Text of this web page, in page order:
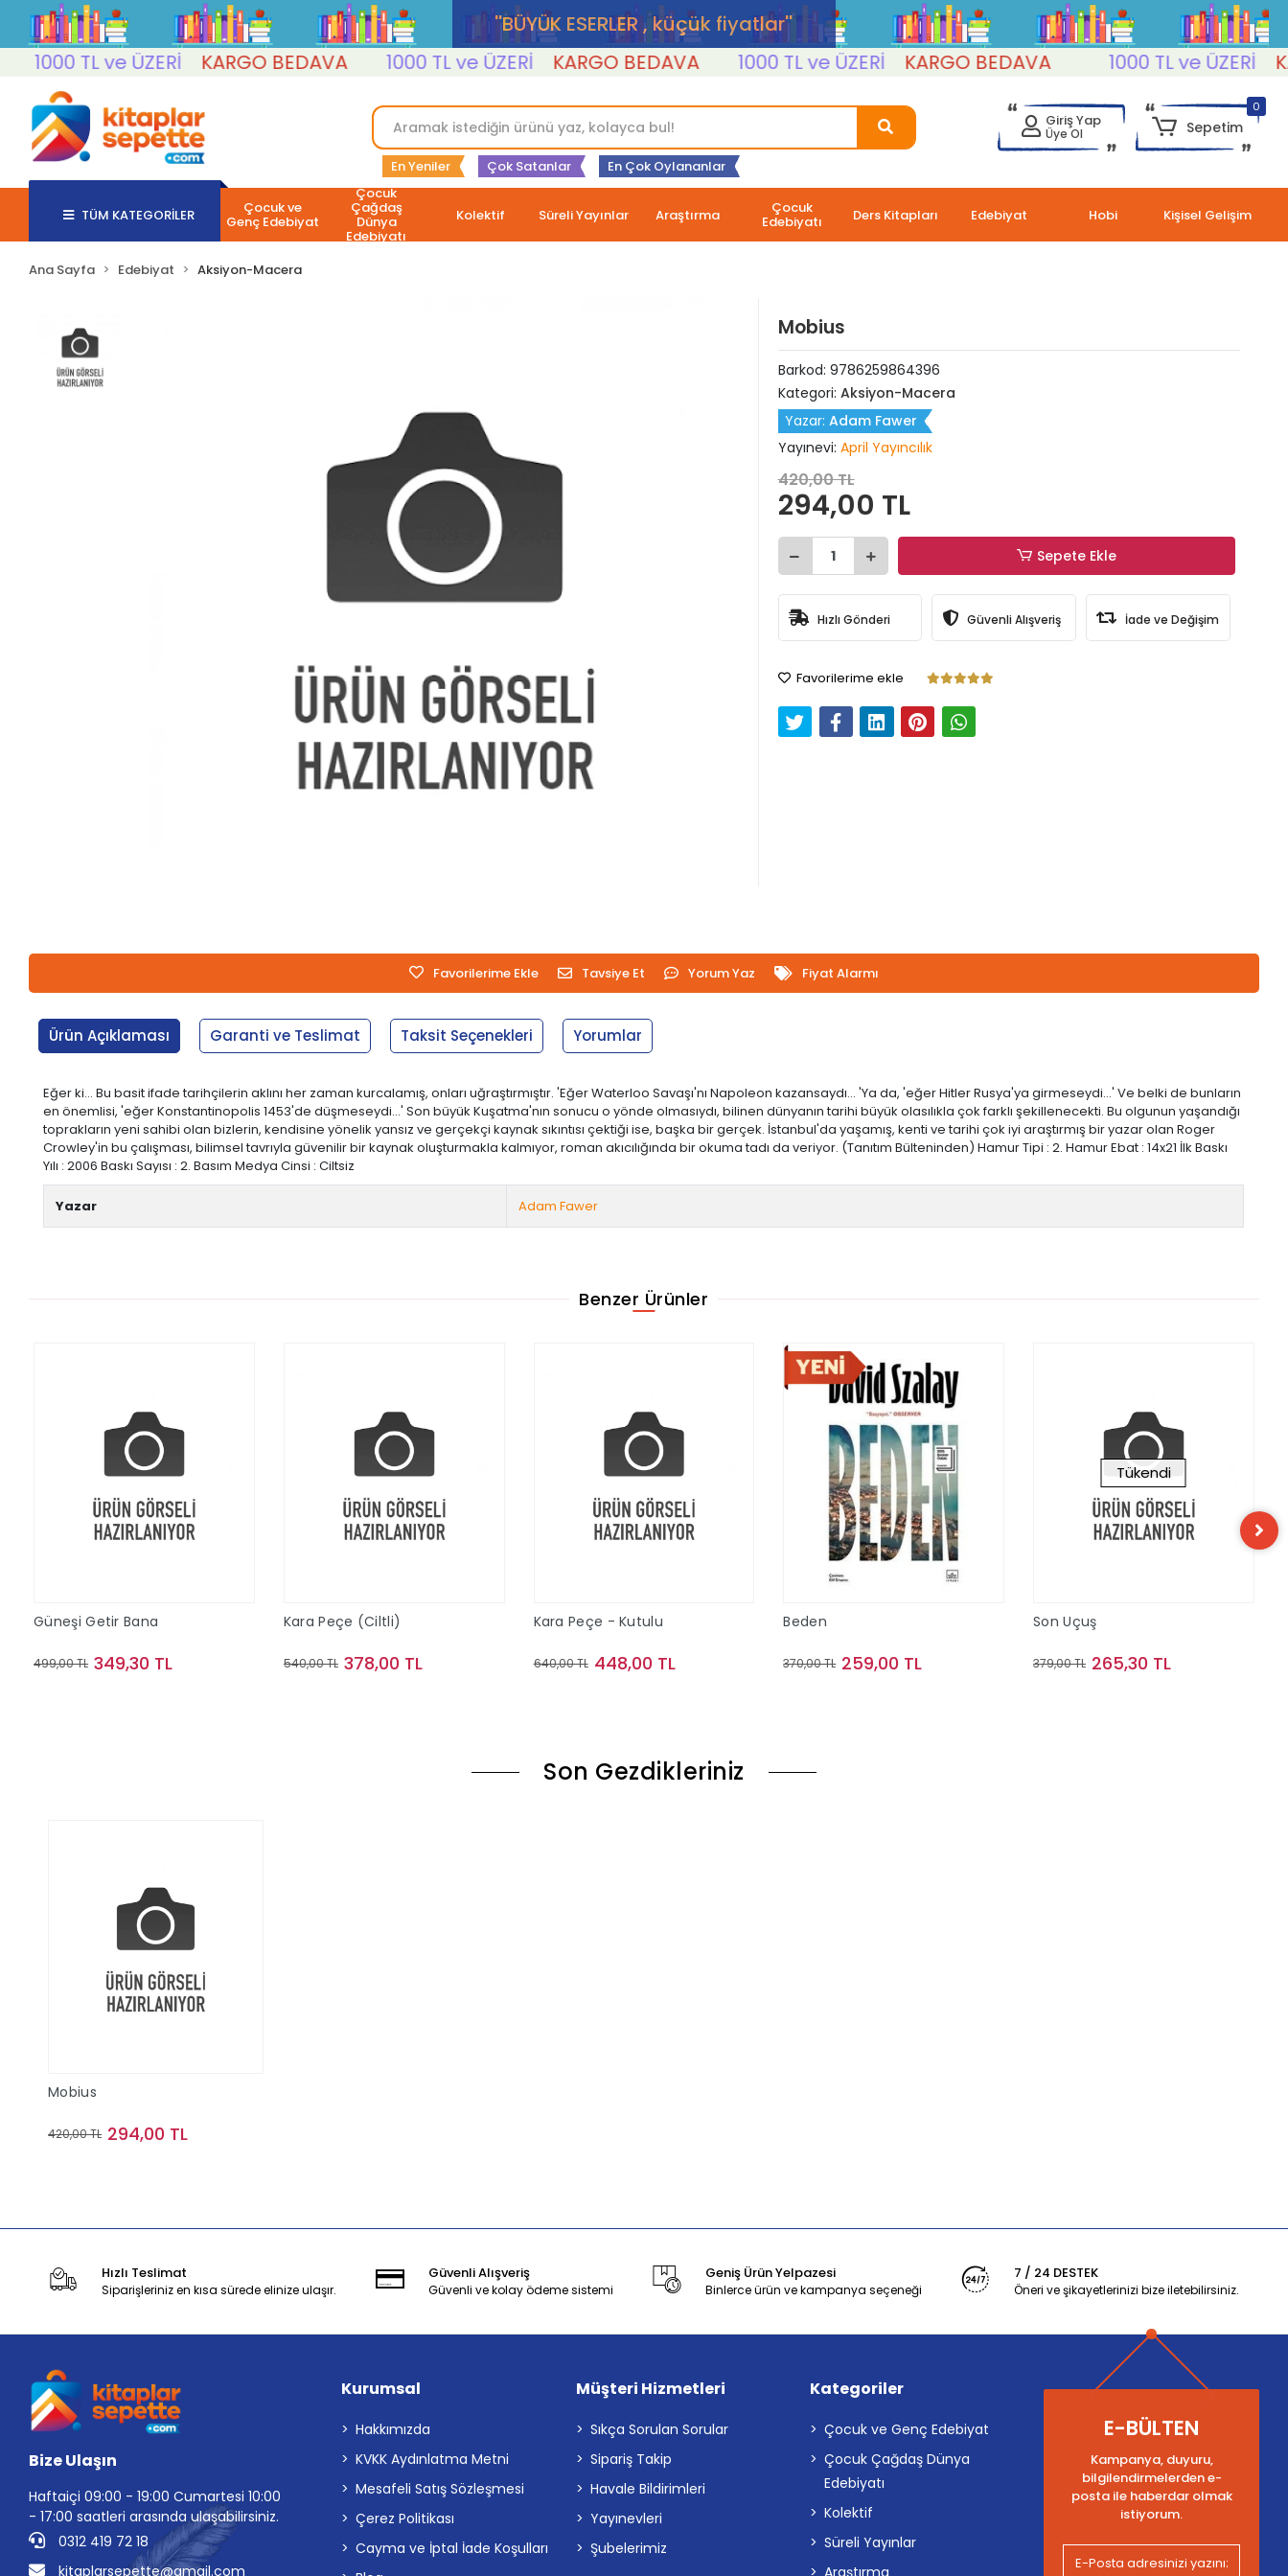
''BÜYÜK ESERLER , küçük fiyatlar''
TL ve ÜZERİ
KARGO BEDAVA 1000 TL ve ÜZERİ KARGO BEDAVA 1000 TL ve ÜZERİ KARGO BEDAVA 1000 TL ve ÜZERİ
En Yeniler Çok Satanlar En Çok Oylananlar
Giriş Yap
Üye Ol
0
Sepetim
TÜM KATEGORİLER Çocuk ve
Genç Edebiyat
Çocuk
Çağdaş
Dünya
Edebiyatı
Kolektif Süreli Yayınlar Araştırma Çocuk
Edebiyatı Ders Kitapları Edebiyat Hobi Kişisel Gelişim
Ana Sayfa Edebiyat Aksiyon-Macera
Mobius
Barkod: 9786259864396
Kategori: Aksiyon-Macera
Yazar: Adam Fawer
Yayınevi: April Yayıncılık
420,00 TL
294,00 TL
Sepete Ekle
Hızlı Gönderi Güvenli Alışveriş İade ve Değişim
Favorilerime ekle
Favorilerime Ekle Tavsiye Et Yorum Yaz Fiyat Alarmı
Ürün Açıklaması Garanti ve Teslimat Taksit Seçenekleri Yorumlar
Eğer ki… Bu basit ifade tarihçilerin aklını her zaman kurcalamış, onları uğraştırmıştır. 'Eğer Waterloo Savaşı'nı Napoleon kazansaydı… 'Ya da, 'eğer Hitler Rusya'ya girmeseydi…' Ve belki de bunların
en önemlisi, 'eğer Konstantinopolis 1453'de düşmeseydi…' Son büyük Kuşatma'nın sonucu o yönde olmasıydı, bilinen dünyanın tarihi büyük olasılıkla çok farklı şekillenecekti. Bu olgunun yaşandığı
toprakların yeni sahibi olan bizlerin, kendisine yönelik yansız ve gerçekçi kaynak sıkıntısı çektiği ise, başka bir gerçek. İstanbul'da yaşamış, kenti ve tarihi çok iyi araştırmış bir yazar olan Roger
Crowley'in bu çalışması, bilimsel tavrıyla güvenilir bir kaynak oluşturmakla kalmıyor, roman akıcılığında bir okuma tadı da veriyor. (Tanıtım Bülteninden) Hamur Tipi : 2. Hamur Ebat : 14x21 İlk Baskı
Yılı : 2006 Baskı Sayısı : 2. Basım Medya Cinsi : Ciltsiz
Yazar Adam Fawer
Benzer Ürünler
Güneşi Getir Bana
499,00 TL 349,30 TL
Kara Peçe (Ciltli)
540,00 TL 378,00 TL
Kara Peçe - Kutulu
640,00 TL 448,00 TL
Beden
370,00 TL 259,00 TL
Tükendi
Son Uçuş
379,00 TL 265,30 TL
Son Gezdikleriniz
Mobius
420,00 TL 294,00 TL
Hızlı Teslimat
Siparişleriniz en kısa sürede elinize ulaşır.
Güvenli Alışveriş
Güvenli ve kolay ödeme sistemi
Geniş Ürün Yelpazesi
Binlerce ürün ve kampanya seçeneği
7 / 24 DESTEK
Öneri ve şikayetlerinizi bize iletebilirsiniz.
Bize Ulaşın
Haftaiçi 09:00 - 19:00 Cumartesi 10:00
- 17:00 saatleri arasında ulaşabilirsiniz.
0312 419 72 18
kitaplarsepette@gmail.com
Kurumsal
Hakkımızda
KVKK Aydınlatma Metni
Mesafeli Satış Sözleşmesi
Çerez Politikası
Cayma ve İptal İade Koşulları
Müşteri Hizmetleri
Sıkça Sorulan Sorular
Sipariş Takip
Havale Bildirimleri
Yayınevleri
Şubelerimiz
Kategoriler
Çocuk ve Genç Edebiyat
Çocuk Çağdaş Dünya
Edebiyatı
Kolektif
Süreli Yayınlar
E-BÜLTEN
Kampanya, duyuru,
bilgilendirmelerden e-
posta ile haberdar olmak
istiyorum.